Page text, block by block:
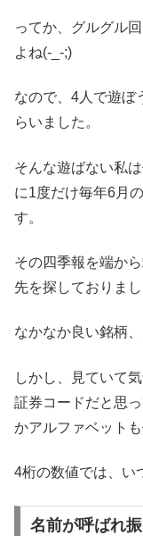
ってか、グルグル
よね(-_-;)
なので、4人で遊ぼ
らいました。
そんな遊ばない私
に1度だけ毎年6月
す。
その四季報を端か
先を探しておりまし
なかなか良い銘柄
しかし、見ていて
証券コードだと思
かアルファベット
4桁の数値では、い
名前が呼ばれ